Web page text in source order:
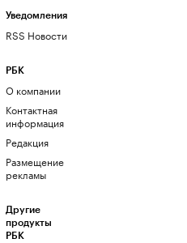
Уведомления
RSS Новости
РБК
О компании
Контактная
информация
Редакция
Размещение
рекламы
Другие
продукты
РБК